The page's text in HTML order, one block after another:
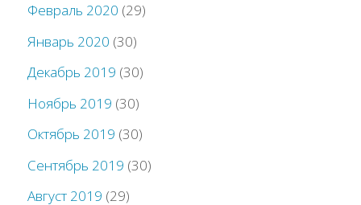
Февраль 2020 (29)
Январь 2020 (30)
Декабрь 2019 (30)
Ноябрь 2019 (30)
Октябрь 2019 (30)
Сентябрь 2019 (30)
Август 2019 (29)